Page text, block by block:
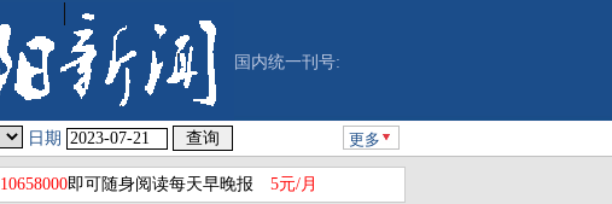
国内统一刊号:
日期 更多
10658000即可随身阅读每天早晚报 5元/月